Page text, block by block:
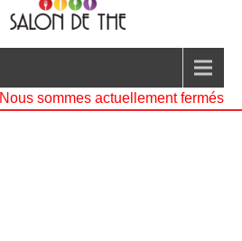
Nous sommes actuellement fermés